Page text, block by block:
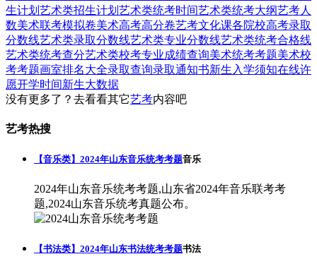
生计划艺术类招生计划艺术类统考时间艺术类统考大纲艺考人
数美术联考模拟卷美术高考高分卷艺考文化课各院校高考录取
分数线艺术类录取分数线艺术类专业分数线艺术类统考合格线
艺术类统考查分艺术类校考专业成绩查询美术统考考题美术校
考考题画室排名大全录取查询录取通知书新生入学须知在线许
愿开学时间新生大数据
没有更多了？去看看其它艺考内容吧
艺考热搜
【音乐类】2024年山东音乐统考考题音乐
2024年山东音乐统考考题,山东省2024年音乐联考考
题,2024山东音乐统考真题公布。
【书法类】2024年山东书法统考考题书法